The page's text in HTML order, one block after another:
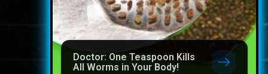
Doctor: One Teaspoon Kills
All Worms in Your Body!